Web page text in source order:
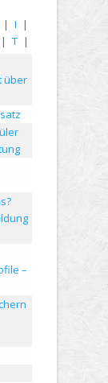
| I
|
| T |
über
–